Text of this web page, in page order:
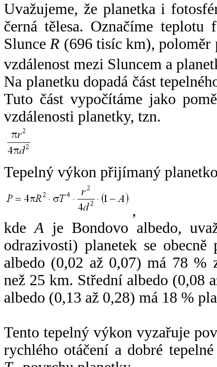
Uvažujeme, že planetka i
černá tělesa. Označíme
SlunceR (696 tisíc km),
vzdálenost mezi Sluncem a
Na planetku dopadá část
Tuto část vypočítáme jako
vzdálenosti planetky, tzn.
Tepelný výkon přijímaný
,
kdeA je Bondovo albedo,
odrazivosti) planetek se
albedo (0,02 až 0,07) má 78 %
než 25 km. Střední albedo (0,08
albedo (0,13 až 0,28) má 18 %
Tento tepelný výkon vyzařuje
rychlého otáčení a dobré